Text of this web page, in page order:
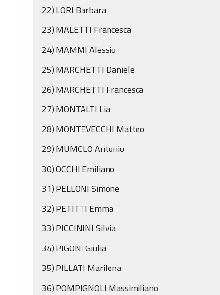
22) LORI Barbara
23) MALETTI Francesca
24) MAMMI Alessio
25) MARCHETTI Daniele
26) MARCHETTI Francesca
27) MONTALTI Lia
28) MONTEVECCHI Matteo
29) MUMOLO Antonio
30) OCCHI Emiliano
31) PELLONI Simone
32) PETITTI Emma
33) PICCININI Silvia
34) PIGONI Giulia
35) PILLATI Marilena
36) POMPIGNOLI Massimiliano